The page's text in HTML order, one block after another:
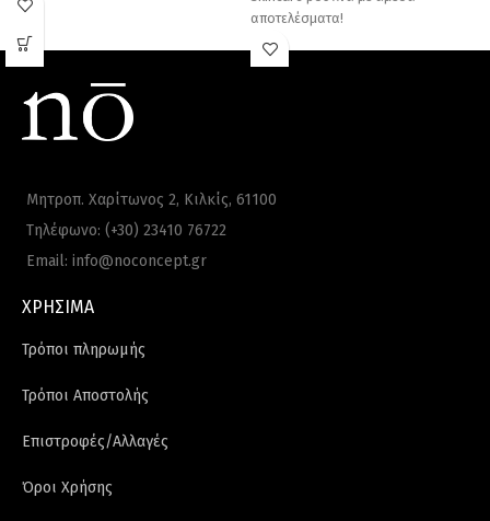
αποτελέσματα!
Κατασκευασμένο από το ορυκτό jade
(νεφρίτης), αυτό το μοναδικό roller
τοξινών που έχουν συσσωρευτεί στο
Μητροπ. Χαρίτωνος 2, Κιλκίς, 61100
Τηλέφωνο: (+30) 23410 76722
Email: info@noconcept.gr
ΧΡΗΣΙΜΑ
Τρόποι πληρωμής
Τρόποι Αποστολής
Επιστροφές/Αλλαγές
Όροι Χρήσης